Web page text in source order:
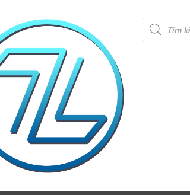
Products
search